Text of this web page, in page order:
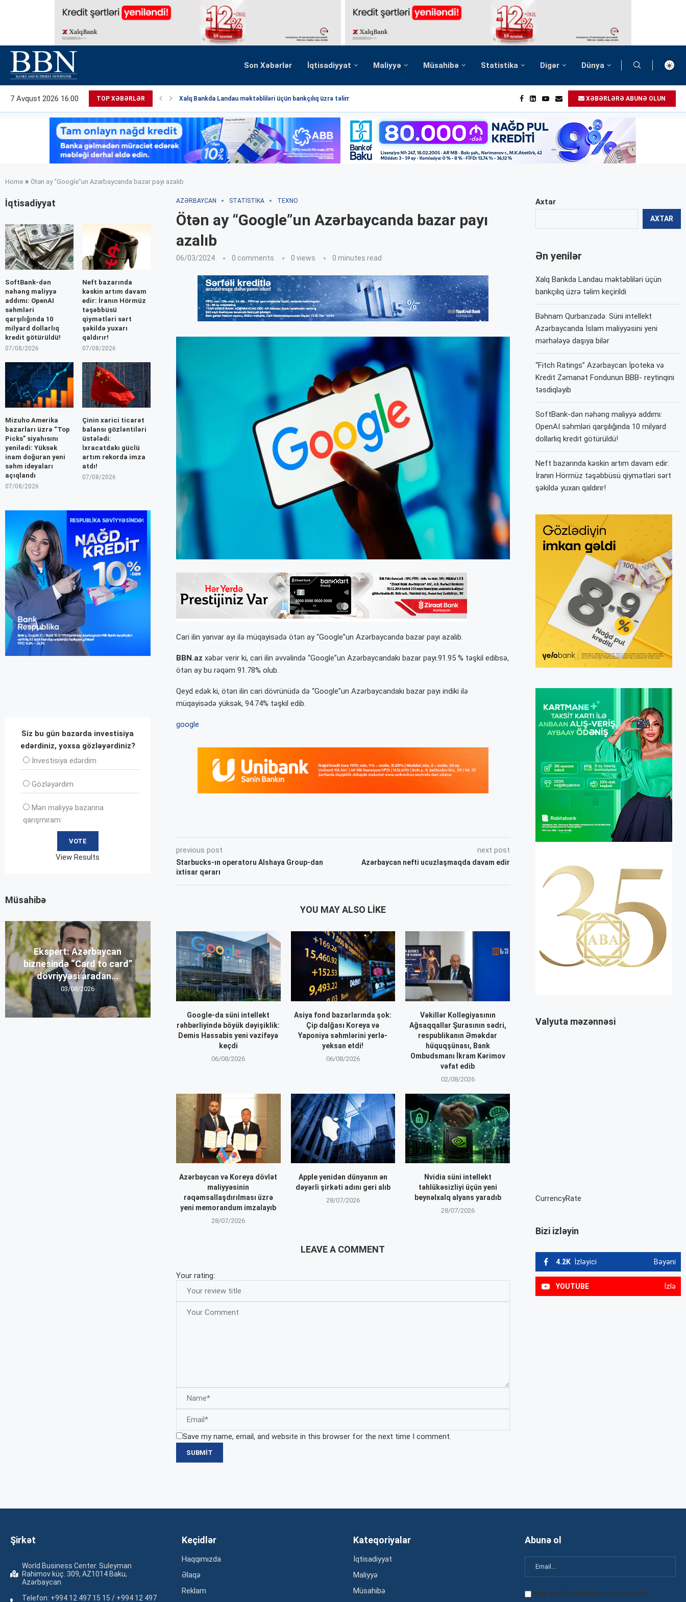
Son Xəbərlər İqtisadiyyat Maliyyə Müsahibə Statistika Digər Dünya
7 Avqust 2026 16:00 TOP XƏBƏRLƏR Xalq Bankda Landau məktəbliləri üçün bankçılıq üzrə təlim... XƏBƏRLƏRƏ ABUNƏ OLUN
Home » Ötən ay “Google”un Azərbaycanda bazar payı azalıb
AZƏRBAYCAN STATISTIKA TEXNO
Ötən ay “Google”un Azərbaycanda bazar payı
azalıb
06/03/2024 0 comments 0 views 0 minutes read
Cari ilin yanvar ayı ilə müqayisədə ötən ay “Google”un Azərbaycanda bazar payı azalıb.
BBN.az xəbər verir ki, cari ilin əvvəlində “Google”un Azərbaycandakı bazar payı.91.95 % təşkil edibsə,
ötən ay bu rəqəm 91.78% olub.
Qeyd edək ki, ötən ilin cari dövrünüdə də “Google”un Azərbaycandakı bazar payı indiki ilə
müqayisədə yüksək, 94.74% təşkil edib.
google
previous post
Starbucks-ın operatoru Alshaya Group-dan
ixtisar qərarı
next post
Azərbaycan nefti ucuzlaşmaqda davam edir
YOU MAY ALSO LIKE
Google-da süni intellekt
rəhbərliyində böyük dəyişiklik:
Demis Hassabis yeni vəzifəyə
keçdi
06/08/2026
Asiya fond bazarlarında şok:
Çip dalğası Koreya və
Yaponiya səhmlərini yerlə-
yeksan etdi!
06/08/2026
Vəkillər Kollegiyasının
Ağsaqqallar Şurasının sədri,
respublikanın Əməkdar
hüquqşünası, Bank
Ombudsmanı İkram Kərimov
vəfat edib
02/08/2026
Azərbaycan və Koreya dövlət
maliyyəsinin
rəqəmsallaşdırılması üzrə
yeni memorandum imzalayıb
28/07/2026
Apple yenidən dünyanın ən
dəyərli şirkəti adını geri alıb
28/07/2026
Nvidia süni intellekt
təhlükəsizliyi üçün yeni
beynəlxalq alyans yaradıb
28/07/2026
LEAVE A COMMENT
Your rating:
Save my name, email, and website in this browser for the next time I comment.
Axtar
AXTAR
Ən yenilər
Xalq Bankda Landau məktəbliləri üçün
bankçılıq üzrə təlim keçirildi
Bəhnam Qurbanzadə: Süni intellekt
Azərbaycanda İslam maliyyəsini yeni
mərhələyə daşıya bilər
“Fitch Ratings” Azərbaycan İpoteka və
Kredit Zəmanət Fondunun BBB- reytinqini
təsdiqləyib
SoftBank-dən nəhəng maliyyə addımı:
OpenAI səhmləri qarşılığında 10 milyard
dollarlıq kredit götürüldü!
Neft bazarında kəskin artım davam edir:
İranın Hörmüz təşəbbüsü qiymətləri sərt
şəkildə yuxarı qaldırır!
Valyuta məzənnəsi
CurrencyRate
Bizi izləyin
4.2K İzləyici Bəyəni
YOUTUBE İzlə
İqtisadiyyat
SoftBank-dən
nəhəng maliyyə
addımı: OpenAI
səhmləri
qarşılığında 10
milyard dollarlıq
kredit götürüldü!
07/08/2026
Neft bazarında
kəskin artım davam
edir: İranın Hörmüz
təşəbbüsü
qiymətləri sərt
şəkildə yuxarı
qaldırır!
07/08/2026
Mizuho Amerika
bazarları üzrə “Top
Picks” siyahısını
yenilədi: Yüksək
inam doğuran yeni
səhm ideyaları
açıqlandı
07/08/2026
Çinin xarici ticarət
balansı gözləntiləri
üstələdi:
İxracatdakı güclü
artım rekorda imza
atdı!
07/08/2026
Siz bu gün bazarda investisiya
edərdiniz, yoxsa gözləyərdiniz?
İnvеstisiya edərdim
Gözləyərdim
Mən maliyyə bazarına
qarışmıram
View Results
Müsahibə
Ekspert: Azərbaycan
biznesində “Card to card”
dövriyyəsi aradan...
03/08/2026
Şirkət
World Business Center. Suleyman
Rahimov küç. 309, AZ1014 Baku,
Azərbaycan
Telefon: +994 12 497 15 15 / +994 12 497
Keçidlər
Haqqımızda
Əlaqə
Reklam
Kateqoriyalar
İqtisadiyyat
Maliyyə
Müsahibə
Abunə ol
Mən şərtləri oxudum və razılaşdım